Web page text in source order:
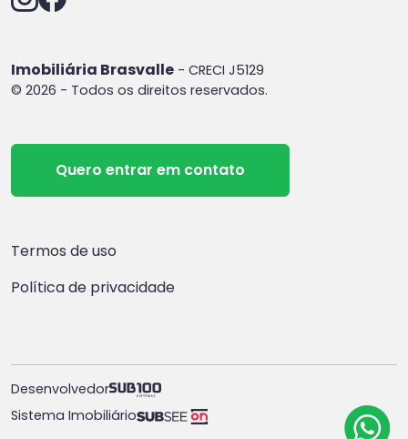
Imobiliária Brasvalle - CRECI J5129
© 2026 - Todos os direitos reservados.
Quero entrar em contato
Termos de uso
Política de privacidade
Desenvolvedor
Sistema Imobiliário